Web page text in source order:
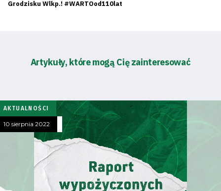
Dostępność
Tabela
i
terminarz
Grodzisku Wlkp.! #WARTOod110lat
Artykuły, które mogą Cię zainteresować
AKTUALNOŚCI
10 sierpnia 2022